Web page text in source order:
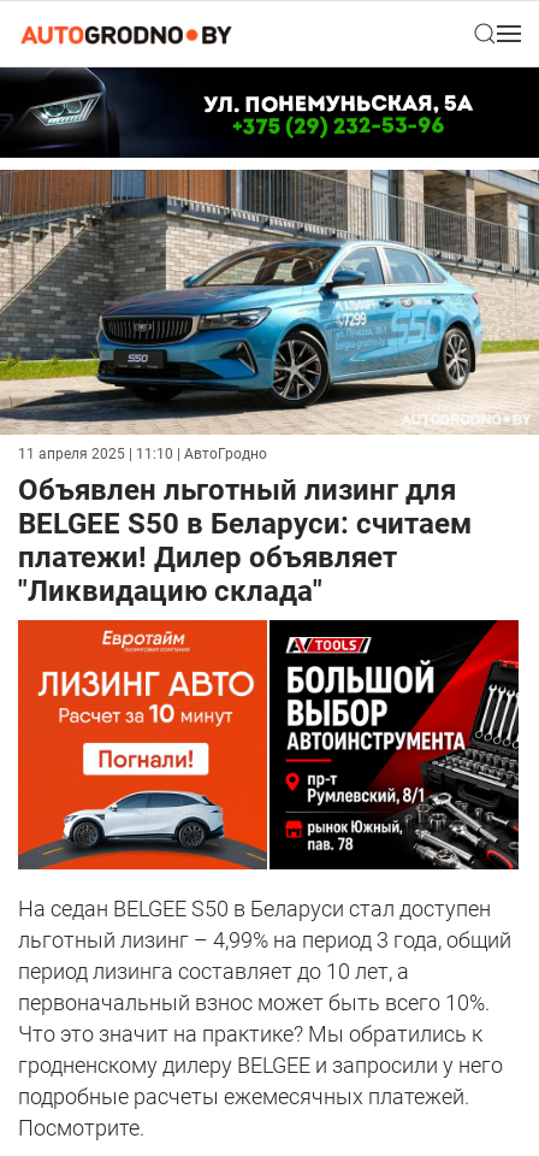
11 апреля 2025 | 11:10 | АвтоГродно
Объявлен льготный лизинг для
BELGEE S50 в Беларуси: считаем
платежи! Дилер объявляет
"Ликвидацию склада"
На седан BELGEE S50 в Беларуси стал доступен
льготный лизинг – 4,99% на период 3 года, общий
период лизинга составляет до 10 лет, а
первоначальный взнос может быть всего 10%.
Что это значит на практике? Мы обратились к
гродненскому дилеру BELGEE и запросили у него
подробные расчеты ежемесячных платежей.
Посмотрите.